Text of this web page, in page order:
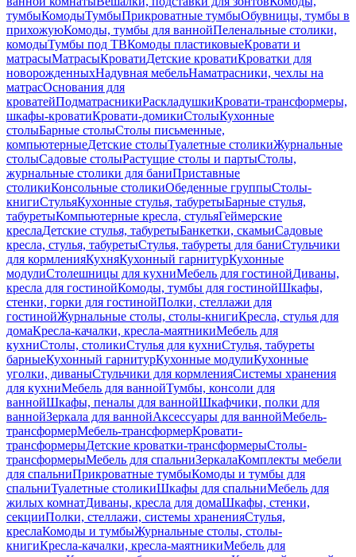
тумбыКомодыТумбыПрикроватные тумбыОбувницы, тумбы в
прихожуюКомоды, тумбы для ваннойПеленальные столики,
комодыТумбы под ТВКомоды пластиковыеКровати и
матрасыМатрасыКроватиДетские кроватиКроватки для
новорожденныхНадувная мебельНаматрасники, чехлы на
матрасОснования для
кроватейПодматрасникиРаскладушкиКровати-трансформеры,
шкафы-кроватиКровати-домикиСтолыКухонные
столыБарные столыСтолы письменные,
компьютерныеДетские столыТуалетные столикиЖурнальные
столыСадовые столыРастущие столы и партыСтолы,
журнальные столики для баниПриставные
столикиКонсольные столикиОбеденные группыСтолы-
книгиСтульяКухонные стулья, табуретыБарные стулья,
табуретыКомпьютерные кресла, стульяГеймерские
креслаДетские стулья, табуретыБанкетки, скамьиСадовые
кресла, стулья, табуретыСтулья, табуреты для баниСтульчики
для кормленияКухняКухонный гарнитурКухонные
модулиСтолешницы для кухниМебель для гостинойДиваны,
кресла для гостинойКомоды, тумбы для гостинойШкафы,
стенки, горки для гостинойПолки, стеллажи для
гостинойЖурнальные столы, столы-книгиКресла, стулья для
домаКресла-качалки, кресла-маятникиМебель для
кухниСтолы, столикиСтулья для кухниСтулья, табуреты
барныеКухонный гарнитурКухонные модулиКухонные
уголки, диваныСтульчики для кормленияСистемы хранения
для кухниМебель для ваннойТумбы, консоли для
ваннойШкафы, пеналы для ваннойШкафчики, полки для
ваннойЗеркала для ваннойАксессуары для ваннойМебель-
трансформерМебель-трансформерКровати-
трансформерыДетские кроватки-трансформерыСтолы-
трансформерыМебель для спальниЗеркалаКомплекты мебели
для спальниПрикроватные тумбыКомоды и тумбы для
спальниТуалетные столикиШкафы для спальниМебель для
жилых комнатДиваны, кресла для домаШкафы, стенки,
секцииПолки, стеллажи, системы храненияСтулья,
креслаКомоды и тумбыЖурнальные столы, столы-
книгиКресла-качалки, кресла-маятникиМебель для